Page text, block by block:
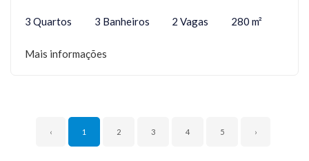
3 Quartos 3 Banheiros 2 Vagas 280 m²
Mais informações
‹ 1 2 3 4 5 ›